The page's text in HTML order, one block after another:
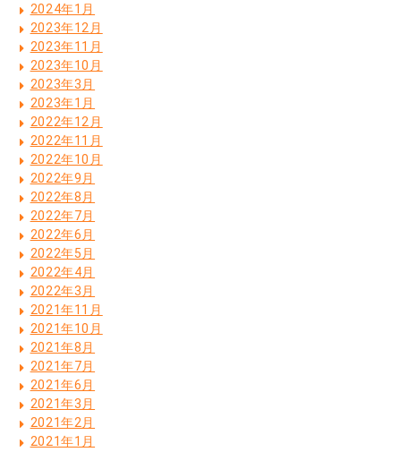
2024年1月
2023年12月
2023年11月
2023年10月
2023年3月
2023年1月
2022年12月
2022年11月
2022年10月
2022年9月
2022年8月
2022年7月
2022年6月
2022年5月
2022年4月
2022年3月
2021年11月
2021年10月
2021年8月
2021年7月
2021年6月
2021年3月
2021年2月
2021年1月